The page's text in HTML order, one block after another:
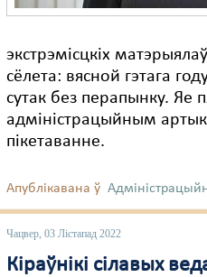
экстрэмісцкіх
сёлета: вясной гэтага
сутак без перапынку. Яе
адміністрацыйным
пікетаванне.
Апублікавана ў
Чацвер, 03 Лістапад 2022
Кіраўнікі сілавых